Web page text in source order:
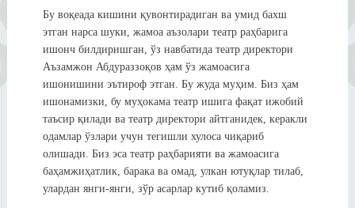
Бу воқеада кишини қувонтирадиган ва умид бахш
этган нарса шуки, жамоа аъзолари театр раҳбарига
ишонч билдиришган, ўз навбатида театр директори
Аъзамжон Абдураззоқов ҳам ўз жамоасига
ишонишини эътироф этган. Бу жуда муҳим. Биз ҳам
ишонамизки, бу муҳокама театр ишига фақат ижобий
таъсир қилади ва театр директори айтганидек, керакли
одамлар ўзлари учун тегишли хулоса чиқариб
олишади. Биз эса театр раҳбарияти ва жамоасига
баҳамжиҳатлик, барака ва омад, улкан ютуқлар тилаб,
улардан янги-янги, зўр асарлар кутиб қоламиз.